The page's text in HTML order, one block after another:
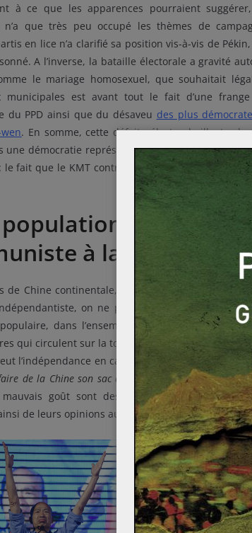
à ce que les apparences pourraient
n’a que très peu occupé les thèmes de
en lice n’a clarifié sa position vis-à-vis de
A l’inverse, la bataille électorale a gravité
le mariage homosexuel, que souhaitait
municipales est avant tout le fait d’une
du PPD ainsi que du désaveu des plus
. En somme, cette défaite électorale illustre
une démocratie représentative.Elle ne présage
le fait que le KMTcontrôle à présent 17 des 23
chinoise
à la manœuvre
de Chine continentale, contrôlés pour le
on ne peut pas en dire autant
dans l’ensemble, KMT et PPD sont
qui circulent sur la toile, on peut lire que « Là où
l’indépendance en catimini », ou encore, «
de la Chine son sac d’oseille
中国拿台湾当同
goût sont des facteurs
de leurs opinions aux antipodes de la
Néanmoins,
tant que tel
chose :le
des élections.En
approuve, il est